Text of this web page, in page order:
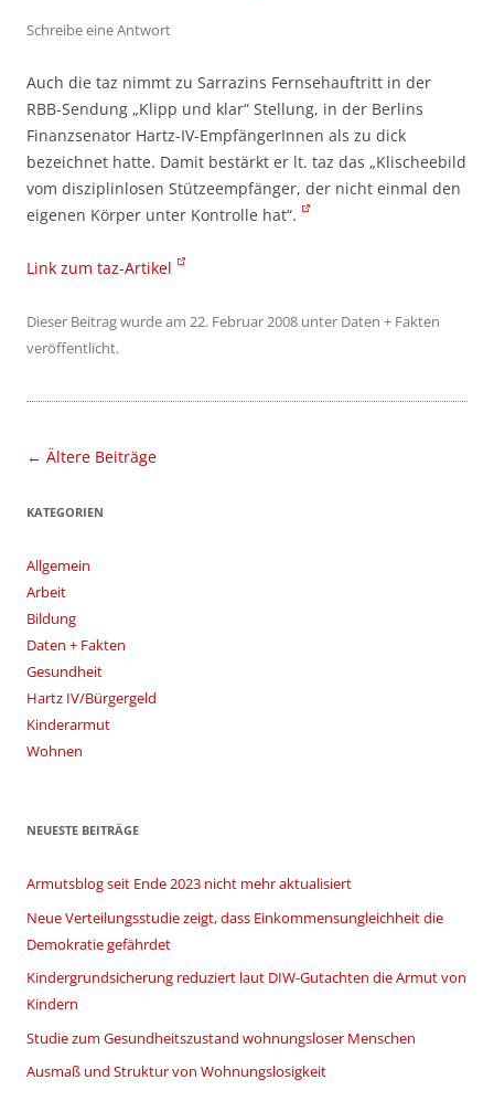
Schreibe eine Antwort
Auch die taz nimmt zu Sarrazins Fernsehauftritt in der
RBB-Sendung „Klipp und klar“ Stellung, in der Berlins
Finanzsenator Hartz-IV-EmpfängerInnen als zu dick
bezeichnet hatte. Damit bestärkt er lt. taz das „Klischeebild
vom disziplinlosen Stützeempfänger, der nicht einmal den
eigenen Körper unter Kontrolle hat“.
Link zum taz-Artikel
Dieser Beitrag wurde am 22. Februar 2008 unter Daten + Fakten
veröffentlicht.
Beitragsnavigation
← Ältere Beiträge
KATEGORIEN
Allgemein
Arbeit
Bildung
Daten + Fakten
Gesundheit
Hartz IV/Bürgergeld
Kinderarmut
Wohnen
NEUESTE BEITRÄGE
Armutsblog seit Ende 2023 nicht mehr aktualisiert
Neue Verteilungsstudie zeigt, dass Einkommensungleichheit die
Demokratie gefährdet
Kindergrundsicherung reduziert laut DIW-Gutachten die Armut von
Kindern
Studie zum Gesundheitszustand wohnungsloser Menschen
Ausmaß und Struktur von Wohnungslosigkeit